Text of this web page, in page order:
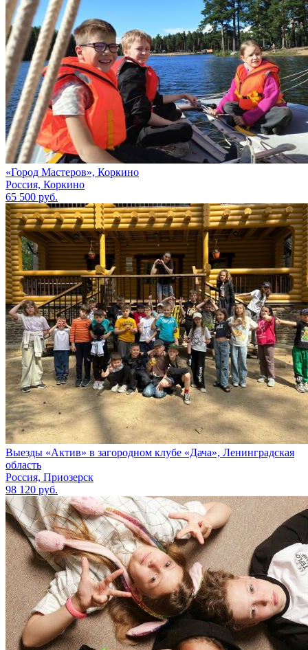
«Город Мастеров», Коркино
Россия, Коркино
65 500 руб.
Выезды «Актив» в загородном клубе «Дача», Ленинградская
область
Россия, Приозерск
98 120 руб.